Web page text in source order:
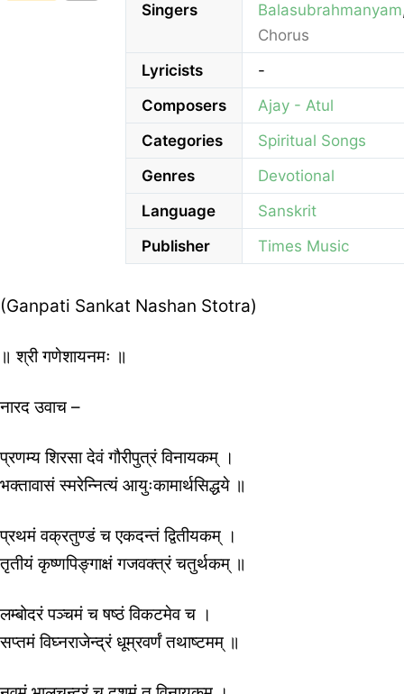
Singers
Balasubrahmanyam
Chorus
Lyricists
-
Composers
Ajay - Atul
Categories
Spiritual Songs
Genres
Devotional
Language
Sanskrit
Publisher
Times Music
(Ganpati Sankat Nashan Stotra)
॥ श्री गणेशायनमः ॥
नारद उवाच –
प्रणम्य शिरसा देवं गौरीपुत्रं विनायकम् ।
भक्तावासं स्मरेन्नित्यं आयुःकामार्थसिद्धये ॥
प्रथमं वक्रतुण्डं च एकदन्तं द्वितीयकम् ।
तृतीयं कृष्णपिङ्गाक्षं गजवक्त्रं चतुर्थकम् ॥
लम्बोदरं पञ्चमं च षष्ठं विकटमेव च ।
सप्तमं विघ्नराजेन्द्रं धूम्रवर्णं तथाष्टमम् ॥